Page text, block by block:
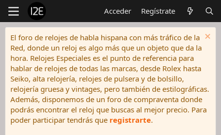
Acceder Regístrate
El foro de relojes de habla hispana con más tráfico de la
Red, donde un reloj es algo más que un objeto que da la
hora. Relojes Especiales es el punto de referencia para
hablar de relojes de todas las marcas, desde Rolex hasta
Seiko, alta relojería, relojes de pulsera y de bolsillo,
relojería gruesa y vintages, pero también de estilográficas.
Además, disponemos de un foro de compraventa donde
podrás encontrar el reloj que buscas al mejor precio. Para
poder participar tendrás que registrarte.